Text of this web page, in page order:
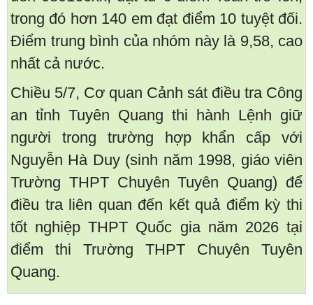
trong đó hơn 140 em đạt điểm 10 tuyệt đối.
Điểm trung bình của nhóm này là 9,58, cao
nhất cả nước.
Chiều 5/7, Cơ quan Cảnh sát điều tra Công
an tỉnh Tuyên Quang thi hành Lệnh giữ
người trong trường hợp khẩn cấp với
Nguyễn Hà Duy (sinh năm 1998, giáo viên
Trường THPT Chuyên Tuyên Quang) để
điều tra liên quan đến kết quả điểm kỳ thi
tốt nghiệp THPT Quốc gia năm 2026 tại
điểm thi Trường THPT Chuyên Tuyên
Quang.